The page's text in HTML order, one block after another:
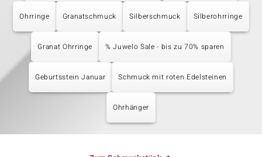
Ohrringe Granatschmuck Silberschmuck Silberohrringe
Granat Ohrringe % Juwelo Sale - bis zu 70% sparen
Geburtsstein Januar Schmuck mit roten Edelsteinen
Ohrhänger